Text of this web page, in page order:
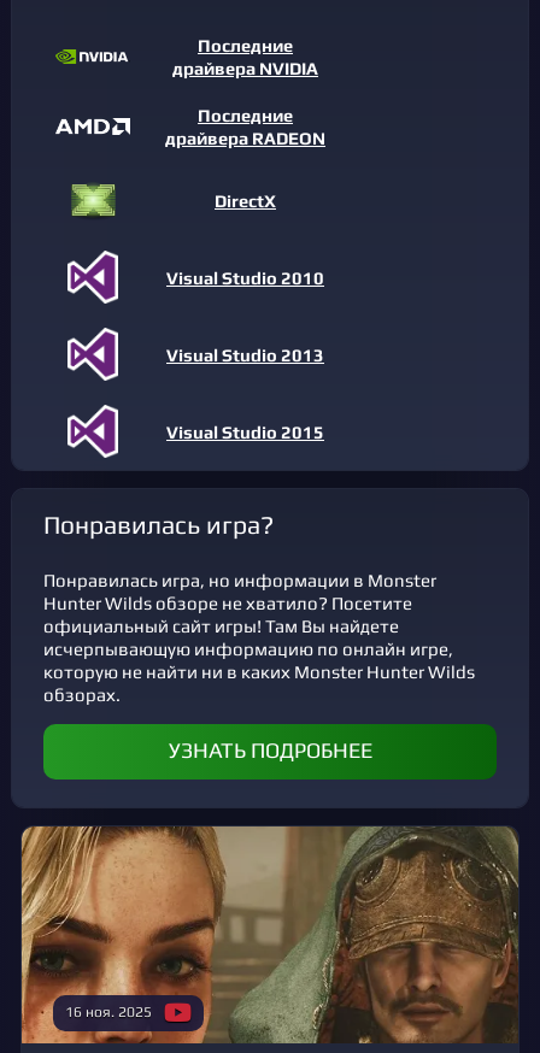
Последние
драйвера NVIDIA
Последние
драйвера RADEON
DirectX
Visual Studio 2010
Visual Studio 2013
Visual Studio 2015
Понравилась игра?
Понравилась игра, но информации в Monster
Hunter Wilds обзоре не хватило? Посетите
официальный сайт игры! Там Вы найдете
исчерпывающую информацию по онлайн игре,
которую не найти ни в каких Monster Hunter Wilds
обзорах.
УЗНАТЬ ПОДРОБНЕЕ
16 ноя. 2025